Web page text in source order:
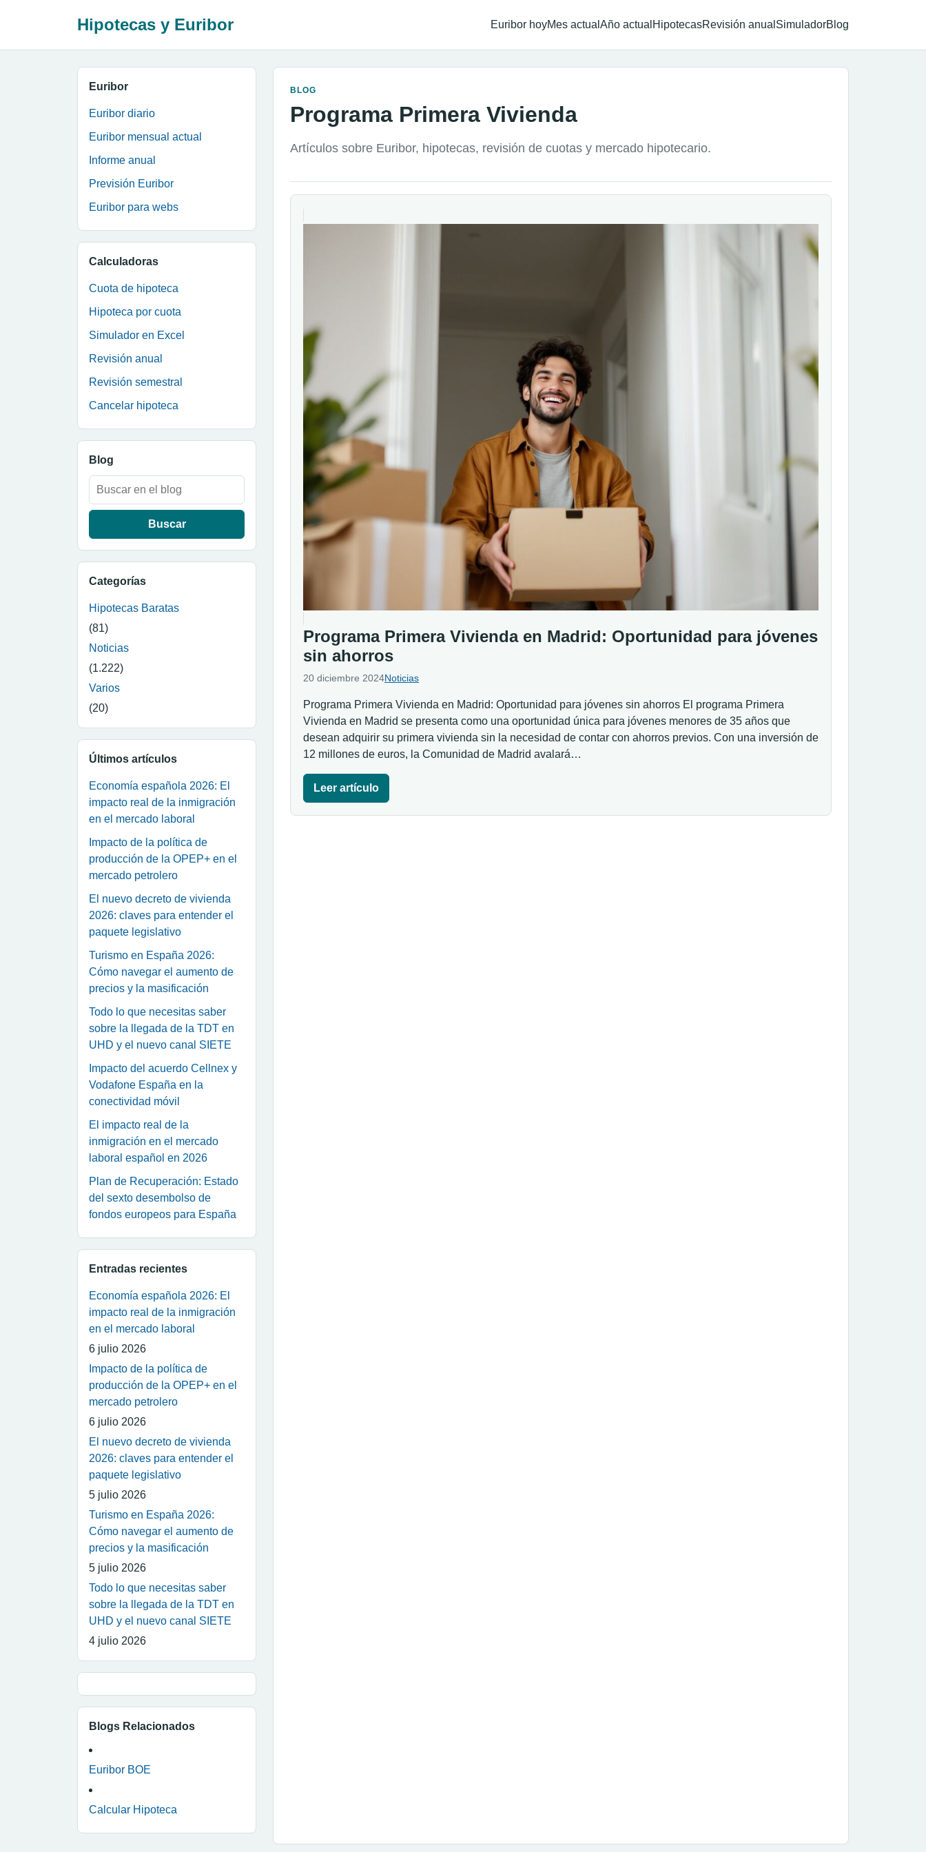
Hipotecas y Euribor Euribor hoyMes actual Año actual HipotecasRevisión anual SimuladorBlog
Euribor
Euribor diario
Euribor mensual actual
Informe anual
Previsión Euribor
Euribor para webs
Calculadoras
Cuota de hipoteca
Hipoteca por cuota
Simulador en Excel
Revisión anual
Revisión semestral
Cancelar hipoteca
Blog
Buscar:
Categorías
Hipotecas Baratas
(81)
Noticias
(1.222)
Varios
(20)
Últimos artículos
Economía española 2026: El
impacto real de la inmigración
en el mercado laboral
Impacto de la política de
producción de la OPEP+ en el
mercado petrolero
El nuevo decreto de vivienda
2026: claves para entender el
paquete legislativo
Turismo en España 2026:
Cómo navegar el aumento de
precios y la masificación
Todo lo que necesitas saber
sobre la llegada de la TDT en
UHD y el nuevo canal SIETE
Impacto del acuerdo Cellnex y
Vodafone España en la
conectividad móvil
El impacto real de la
inmigración en el mercado
laboral español en 2026
Plan de Recuperación: Estado
del sexto desembolso de
fondos europeos para España
Entradas recientes
Economía española 2026: El
impacto real de la inmigración
en el mercado laboral
6 julio 2026
Impacto de la política de
producción de la OPEP+ en el
mercado petrolero
6 julio 2026
El nuevo decreto de vivienda
2026: claves para entender el
paquete legislativo
5 julio 2026
Turismo en España 2026:
Cómo navegar el aumento de
precios y la masificación
5 julio 2026
Todo lo que necesitas saber
sobre la llegada de la TDT en
UHD y el nuevo canal SIETE
4 julio 2026
Blogs Relacionados
Euribor BOE
Calcular Hipoteca
BLOG
Programa Primera Vivienda
Artículos sobre Euribor, hipotecas, revisión de cuotas y mercado hipotecario.
Programa Primera Vivienda en Madrid: Oportunidad para jóvenes
sin ahorros
20 diciembre 2024Noticias
Programa Primera Vivienda en Madrid: Oportunidad para jóvenes sin ahorros El programa Primera
Vivienda en Madrid se presenta como una oportunidad única para jóvenes menores de 35 años que
desean adquirir su primera vivienda sin la necesidad de contar con ahorros previos. Con una inversión de
12 millones de euros, la Comunidad de Madrid avalará…
Leer artículo